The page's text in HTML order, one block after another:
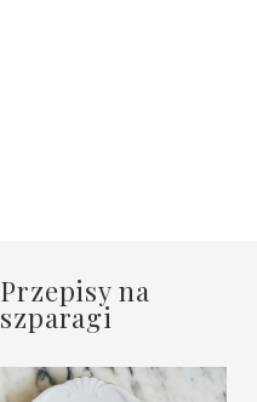
Przepisy na
szparagi